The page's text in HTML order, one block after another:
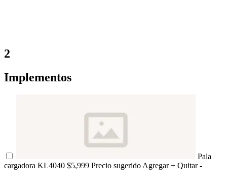
2
Implementos
Pala
cargadora KL4040 $5,999 Precio sugerido Agregar + Quitar -